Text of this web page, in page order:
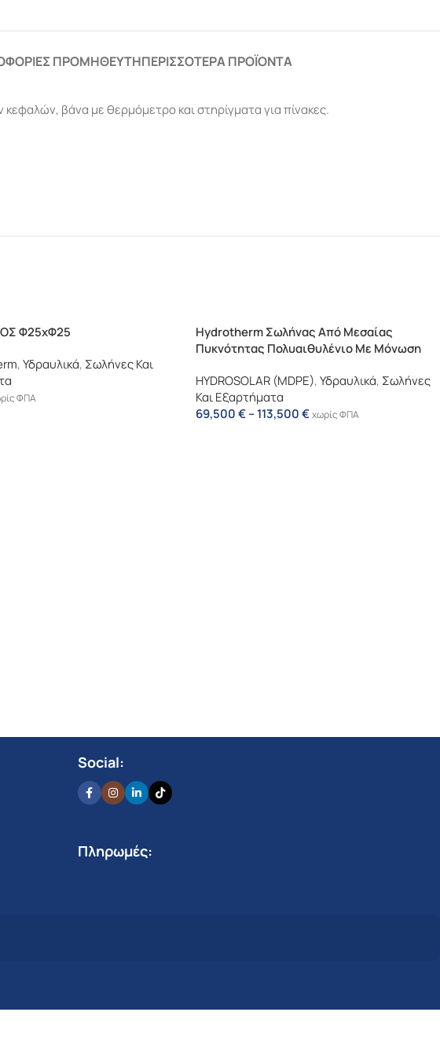
ΠΡΟΜΗΘΕΥΤΉΠΕΡΙΣΣΌΤΕΡΑ ΠΡΟΪΌΝΤΑ
βάνα με θερμόμετρο και στηρίγματα για πίνακες.
Φ25xΦ25
,Υδραυλικά, Σωλήνες Και
ΦΠΑ
Hydrotherm Σωλήνας Από Μεσαίας
Πυκνότητας Πολυαιθυλένιο Με Μόνωση
HYDROSOLAR (MDPE),Υδραυλικά, Σωλήνες
Και Εξαρτήματα
69,500€–113,500€χωρίς ΦΠΑ
Social:
Πληρωμές: